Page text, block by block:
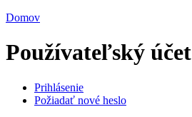
Domov
Používateľský účet
Primárne karty
Prihlásenie
Požiadať nové heslo